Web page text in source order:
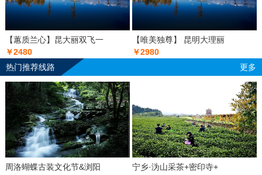
【蕙质兰心】昆大丽双飞一
￥2480
【唯美独尊】 昆明大理丽
￥2980
热门推荐线路
更多
周洛蝴蝶古装文化节&浏阳
宁乡·沩山采茶+密印寺+